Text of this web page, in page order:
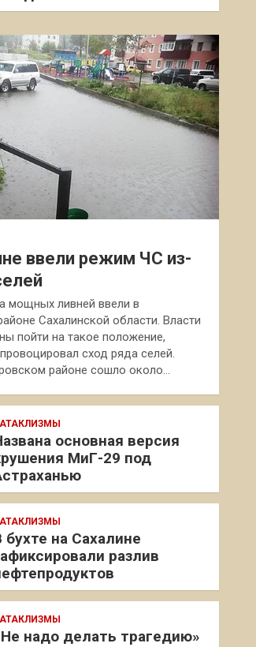
ввели режим ЧС из-
мощных ливней ввели в
Сахалинской области. Власти
пойти на такое положение,
сход ряда селей.
районе сошло около…
основная версия
МиГ-29 под
бухте на Сахалине
разлив
надо делать трагедию»